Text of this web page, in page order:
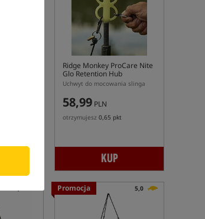
Ridge Monkey ProCare Nite
Glo Retention Hub
Uchwyt do mocowania slinga
58,99 PLN
otrzymujesz 0,65 pkt
KUP
Promocja 5,0